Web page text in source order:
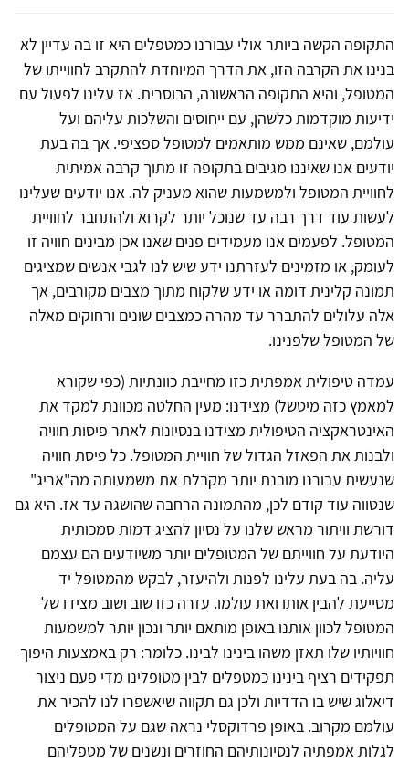
התקופה הקשה ביותר אולי עבורנו כמטפלים היא זו בה עדיין לא
בנינו את הקרבה הזו, את הדרך המיוחדת להתקרב לחווייתו של
המטופל, והיא התקופה הראשונה, הבוסרית. אז עלינו לפעול עם
ידיעות מוקדמות כלשהן, עם ייחוסים והשלכות עליהם ועל
עולמם, שאינם ממש מותאמים למטופל ספציפי. אך בה בעת
יודעים אנו שאיננו מגיבים בתקופה זו מתוך קרבה אמיתית
לחוויית המטופל ולמשמעות שהוא מעניק לה. אנו יודעים שעלינו
לעשות עוד דרך רבה עד שנוכל יותר לקרוא ולהתחבר לחוויית
המטופל. לפעמים אנו מעמידים פנים שאנו אכן מבינים חוויה זו
לעומק, או מזמינים לעזרתנו ידע שיש לנו לגבי אנשים שמציגים
תמונה קלינית דומה או ידע שלקוח מתוך מצבים מקורבים, אך
אלה עלולים להתברר עד מהרה כמצבים שונים ורחוקים מאלה
של המטופל שלפנינו.
עמדה טיפולית אמפתית כזו מחייבת כוונתיות (כפי שקורא
למאמץ כזה מיטשל) מצידנו: מעין החלטה מכוונת למקד את
האינטראקציה הטיפולית מצידנו בנסיונות לאתר פיסות חוויה
ולבנות את הפאזל הגדול של חוויית המטופל. כל פיסת חוויה
שנעשית עבורנו מובנת יותר מקבלת את משמעותה מה"אריג"
שנטווה עוד קודם לכן, מהתמונה הרחבה שהושגה עד אז. היא גם
דורשת וויתור מראש שלנו על נסיון להציג דמות סמכותית
היודעת על חווייתם של המטופלים יותר משיודעים הם עצמם
עליה. בה בעת עלינו לפנות ולהיעזר, לבקש מהמטופל יד
מסייעת להבין אותו ואת עולמו. עזרה כזו שוב ושוב מצידו של
המטופל לכוון אותנו באופן מותאם יותר ונכון יותר למשמעות
חוויותיו שלו תאזן משהו בינינו לבינו. כלומר: רק באמצעות היפוך
תפקידים רציף בינינו כמטפלים לבין מטופלינו מדי פעם ניצור
דיאלוג שיש בו הדדיות ולכן גם תקווה שיאשפרו לנו להכיר את
עולמם מקרוב. באופן פרדוקסלי נראה שגם על המטופלים
לגלות אמפתיה לנסיונותיהם החוזרים ונשנים של מטפליהם